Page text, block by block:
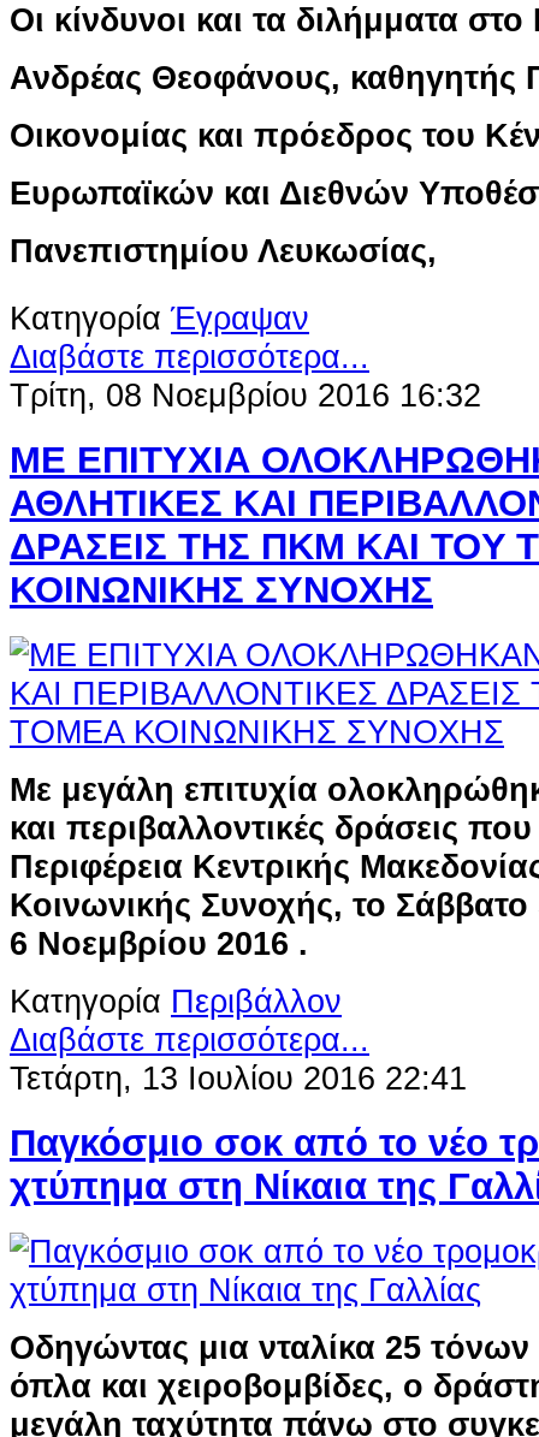
Οι κίνδυνοι και τα διλήμματα
Ανδρέας Θεοφάνους, καθηγητής
Οικονομίας και πρόεδρος του
Ευρωπαϊκών και Διεθνών
Πανεπιστημίου Λευκωσίας,
Κατηγορία Έγραψαν
Διαβάστε περισσότερα...
Τρίτη, 08 Νοεμβρίου 2016 16:32
ΜΕ ΕΠΙΤΥΧΙΑ
ΑΘΛΗΤΙΚΕΣ ΚΑΙ
ΔΡΑΣΕΙΣ ΤΗΣ ΠΚΜ KAI TOY
ΚΟΙΝΩΝΙΚΗΣ ΣΥΝΟΧΗΣ
Με μεγάλη επιτυχία
και περιβαλλοντικές δράσεις
Περιφέρεια Κεντρικής
Κοινωνικής Συνοχής, το Σάββατο
6 Νοεμβρίου 2016 .
Κατηγορία Περιβάλλον
Διαβάστε περισσότερα...
Τετάρτη, 13 Ιουλίου 2016 22:41
Παγκόσμιο σοκ από το νέο
χτύπημα στη Νίκαια της
Οδηγώντας μια νταλίκα 25
όπλα και χειροβομβίδες, ο
μεγάλη ταχύτητα πάνω στο